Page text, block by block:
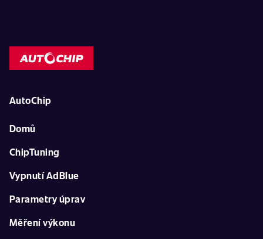
AutoChip
Domů
ChipTuning
Vypnutí AdBlue
Parametry úprav
Měření výkonu